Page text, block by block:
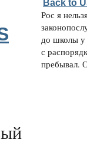
Рос я
до школы у
с
пребывал.